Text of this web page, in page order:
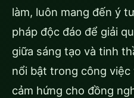
làm, luôn mang đến ý
pháp độc đáo để giải
giữa sáng tạo và tinh
nổi bật trong công
cảm hứng cho đồng